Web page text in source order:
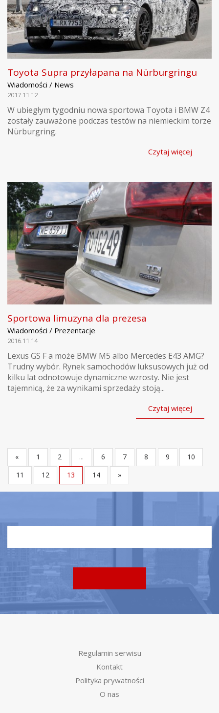
Toyota Supra przyłapana na Nürburgringu
Wiadomości / News
2017.11.12
W ubiegłym tygodniu nowa sportowa Toyota i BMW Z4
zostały zauważone podczas testów na niemieckim torze
Nürburgring.
Czytaj więcej
Sportowa limuzyna dla prezesa
Wiadomości / Prezentacje
2016.11.14
Lexus GS F a może BMW M5 albo Mercedes E43 AMG?
Trudny wybór. Rynek samochodów luksusowych już od
kilku lat odnotowuje dynamiczne wzrosty. Nie jest
tajemnicą, że za wynikami sprzedaży stoją...
Czytaj więcej
« 1 2 ... 6 7 8 9
10
11
12 13 14 »
Regulamin serwisu
Kontakt
Polityka prywatności
O nas